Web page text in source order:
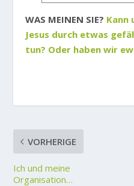
WAS MEINEN SIE? Kann
Jesus durch etwas
tun? Oder haben wir
VORHERIGE
Ich und meine
Organisation…